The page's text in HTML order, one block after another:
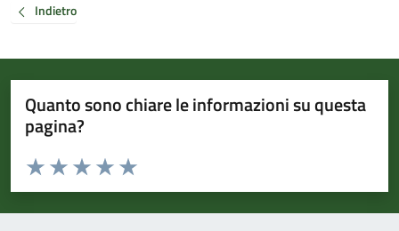
Indietro
Quanto sono chiare le informazioni su questa
pagina?
Valuta da 1 a 5 stelle la pagina
Valuta 5 stelle su 5
Valuta 4 stelle su 5
Valuta 3 stelle su 5
Valuta 2 stelle su 5
Valuta 1 stelle su 5